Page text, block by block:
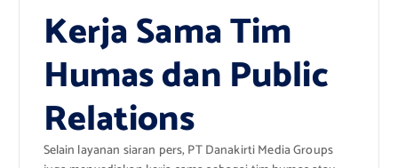
Kerja Sama Tim
Humas dan Public
Relations
Selain layanan siaran pers, PT Danakirti Media Groups